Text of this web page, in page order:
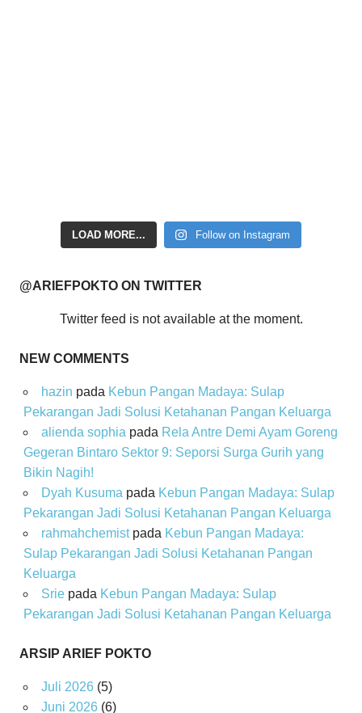
LOAD MORE... Follow on Instagram
@ARIEFPOKTO ON TWITTER
Twitter feed is not available at the moment.
NEW COMMENTS
hazin pada Kebun Pangan Madaya: Sulap
Pekarangan Jadi Solusi Ketahanan Pangan Keluarga
alienda sophia pada Rela Antre Demi Ayam Goreng
Gegeran Bintaro Sektor 9: Seporsi Surga Gurih yang
Bikin Nagih!
Dyah Kusuma pada Kebun Pangan Madaya: Sulap
Pekarangan Jadi Solusi Ketahanan Pangan Keluarga
rahmahchemistpada Kebun Pangan Madaya:
Sulap Pekarangan Jadi Solusi Ketahanan Pangan
Keluarga
Sriepada Kebun Pangan Madaya: Sulap
Pekarangan Jadi Solusi Ketahanan Pangan Keluarga
ARSIP ARIEF POKTO
Juli 2026(5)
Juni 2026(6)